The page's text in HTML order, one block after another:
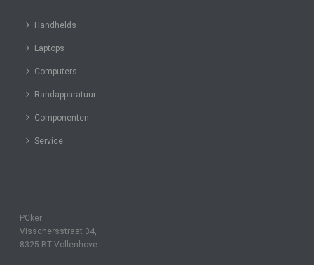
Handhelds
Laptops
Computers
Randapparatuur
Componenten
Service
PCker
Visschersstraat 34,
8325 BT Vollenhove